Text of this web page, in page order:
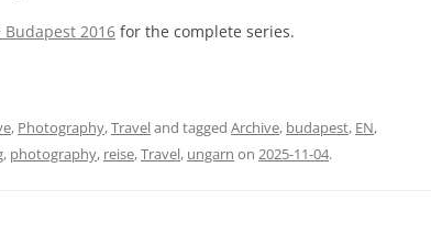
Budapest 2016 for the complete series.
, Photography,Traveland tagged Archive, budapest, EN,
, photography, reise,Travel, ungarn on 2025-11-04.